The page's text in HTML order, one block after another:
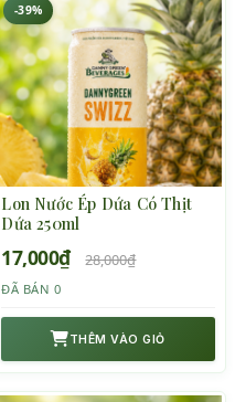
-39%
Lon Nước Ép Dứa Có Thịt
Dứa 250ml
17,000₫ 28,000₫
ĐÃ BÁN 0
THÊM VÀO GIỎ